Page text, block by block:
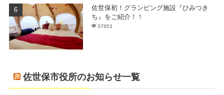
佐世保初！グランピング施設『ひみつき
ち』をご紹介！！
37853
佐世保市役所のお知らせ一覧